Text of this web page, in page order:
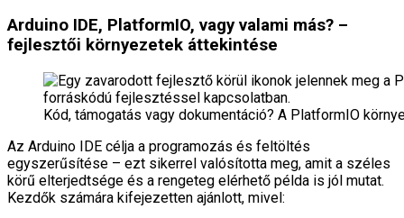
Arduino IDE, PlatformIO, vagy valami más? –
fejlesztői környezetek áttekintése
Kód, támogatás vagy dokumentáció? A PlatformIO
Az Arduino IDE célja a programozás és feltöltés
egyszerűsítése – ezt sikerrel valósította meg, amit a széles
körű elterjedtsége és a rengeteg elérhető példa is jól mutat.
Kezdők számára kifejezetten ajánlott, mivel: